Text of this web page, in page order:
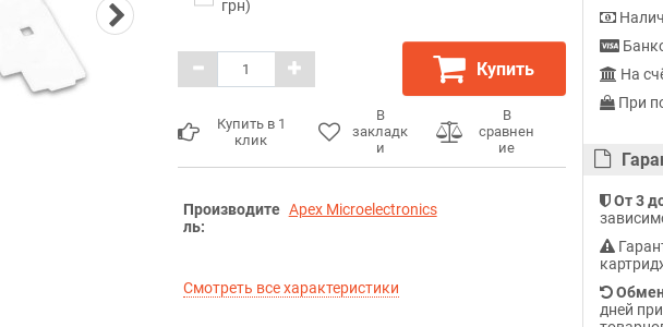
грн)
Купить
Купить в 1
клик
В
закладк
и
В
сравнен
ие
Производите
ль:
Apex Microelectronics
Смотреть все характеристики
На
При
От 3
дней